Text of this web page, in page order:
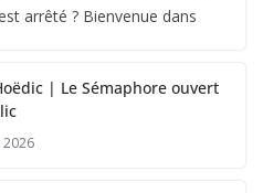
arrêté ? Bienvenue dans
| Le Sémaphore ouvert